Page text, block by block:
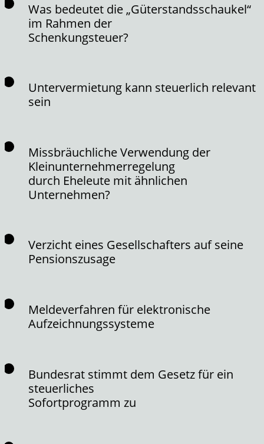
Was bedeutet die „Güterstandsschaukel“
im Rahmen der
Schenkungsteuer?
Untervermietung kann steuerlich relevant
sein
Missbräuchliche Verwendung der
Kleinunternehmerregelung
durch Eheleute mit ähnlichen
Unternehmen?
Verzicht eines Gesellschafters auf seine
Pensionszusage
Meldeverfahren für elektronische
Aufzeichnungssysteme
Bundesrat stimmt dem Gesetz für ein
steuerliches
Sofortprogramm zu